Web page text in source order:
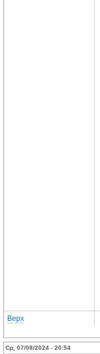
Верх
Ср, 07/08/2024 - 20:54